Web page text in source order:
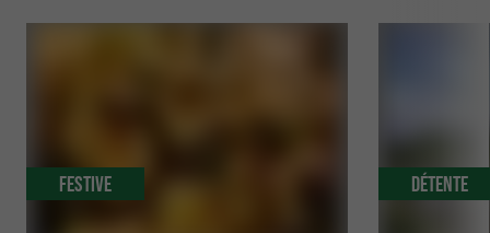
Festive Détente